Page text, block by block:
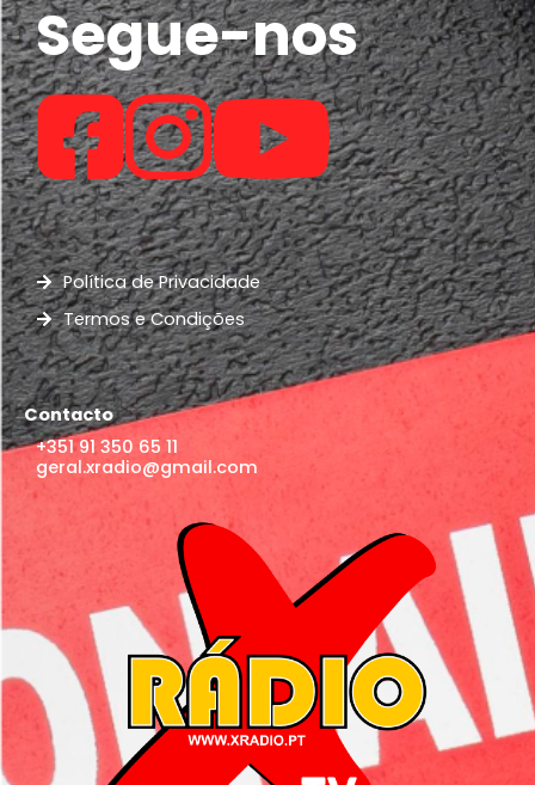
Segue-nos
Política de Privacidade
Termos e Condições
Contacto
+351 91 350 65 11
geral.xradio@gmail.com